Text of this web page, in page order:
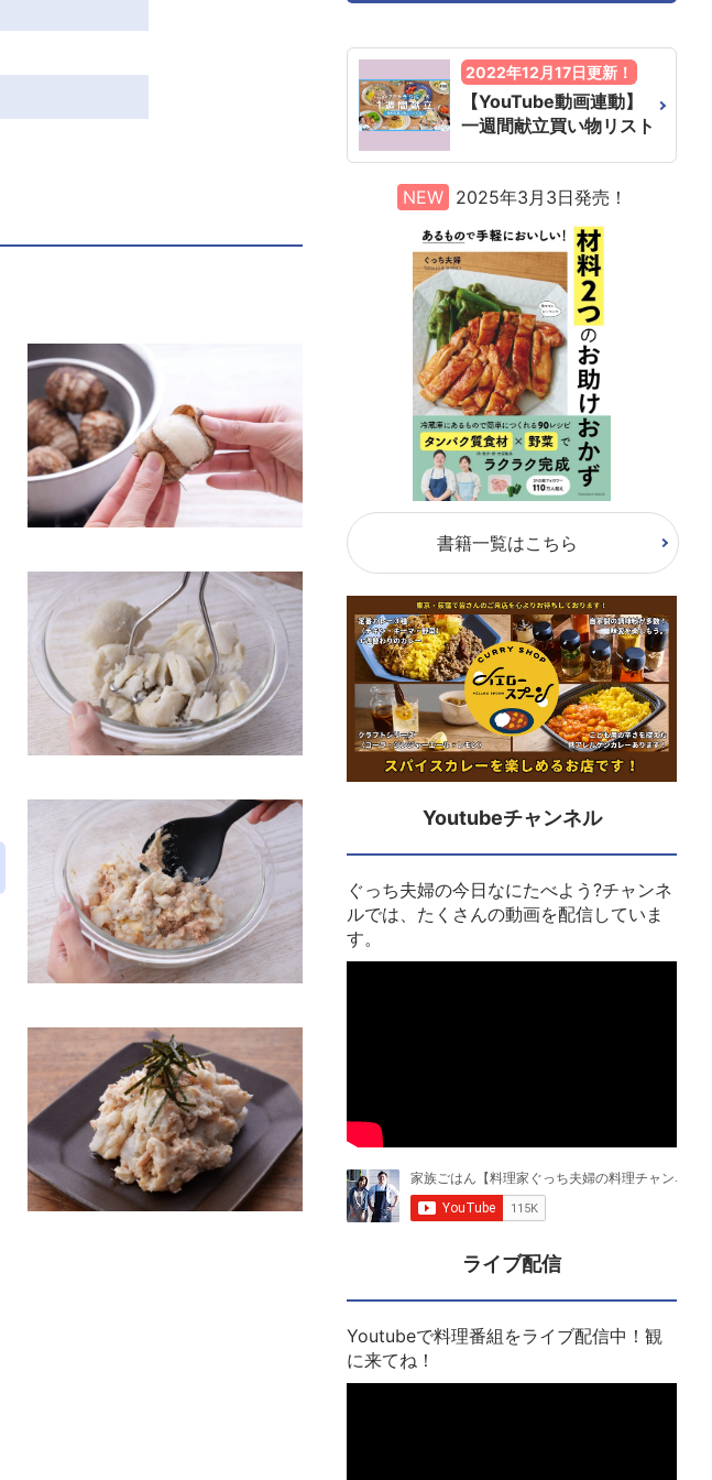
2022年12月17日更新！
【YouTube動画連動】
一週間献立買い物リスト
NEW 2025年3月3日発売！
書籍一覧はこちら
Youtubeチャンネル
ぐっち夫婦の今日なにたべよう?チャンネ
ルでは、たくさんの動画を配信していま
す。
ライブ配信
Youtubeで料理番組をライブ配信中！観
に来てね！